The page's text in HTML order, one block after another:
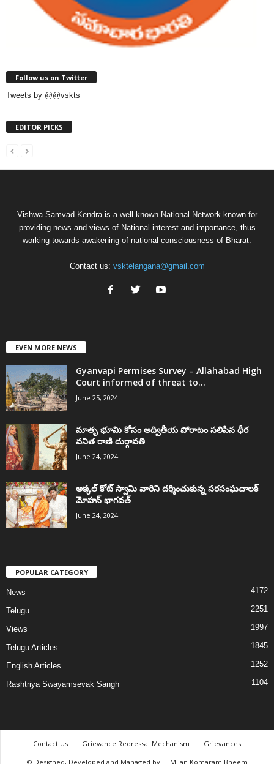
Follow us on Twitter
Tweets by @@vskts
EDITOR PICKS
Vishwa Samvad Kendra is a well known National Network known for
providing news and views of National interest and importance, thus
working towards awakening of national consciousness of Bharat.
Contact us: vsktelangana@gmail.com
EVEN MORE NEWS
Gyanvapi Permises Survey – Allahabad High
Court informed of threat to...
June 25, 2024
మాతృ భూమి కోసం అద్వితీయ పోరాటం సలిపిన ధీర
వనిత రాణి దుర్గావతి
June 24, 2024
అక్కల్‌ కోట్‌ స్వామి వారిని దర్శించుకున్న సరసంఘచాలక్
మోహన్ భాగవత్
June 24, 2024
POPULAR CATEGORY
News 4172
Telugu 2251
Views 1997
Telugu Articles 1845
English Articles 1252
Rashtriya Swayamsevak Sangh 1104
Contact Us Grievance Redressal Mechanism
Grievances
© Designed, Developed and Managed by IT Milan Komaram Bheem